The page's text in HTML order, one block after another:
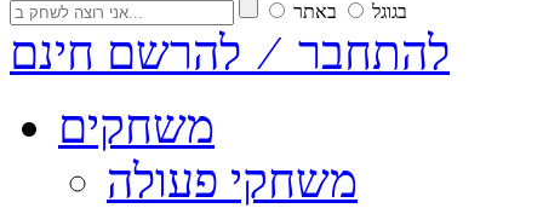
בגוגל באתר
להתחבר ⁄ להרשם חינם
משחקים
משחקי פעולה